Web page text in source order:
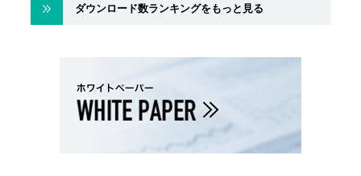
ダウンロード数ランキングをもっと見る